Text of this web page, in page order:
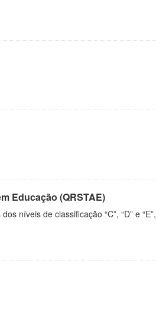
Educação (QRSTAE)
níveis de classificação “C”, “D” e “E”,